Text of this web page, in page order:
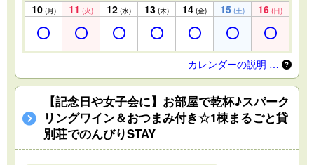
10 (月) 11 (火) 12 (水) 13 (木) 14 (金) 15 (土) 16 (日)
カレンダーの説明 …
【記念日や女子会に】お部屋で乾杯♪スパーク
リングワイン＆おつまみ付き☆1棟まるごと貸
別荘でのんびりSTAY